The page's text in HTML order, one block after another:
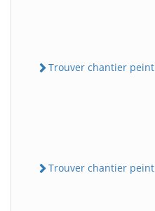
Trouver chantier
Trouver chantier